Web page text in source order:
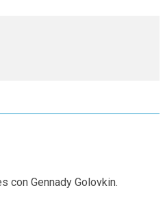
con Gennady Golovkin.